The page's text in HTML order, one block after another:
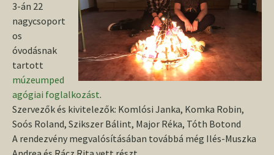
3-án 22
nagycsoport
os
óvodásnak
tartott
múzeumped
agógiai foglalkozást.
Szervezők és kivitelezők: Komlósi Janka, Komka Robin,
Soós Roland, Szikszer Bálint, Major Réka, Tóth Botond
A rendezvény megvalósításában továbbá még Ilés-Muszka